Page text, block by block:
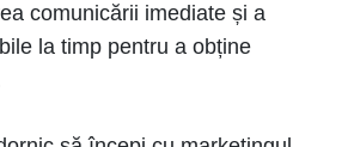
comunicării imediate și a
la timp pentru a obține